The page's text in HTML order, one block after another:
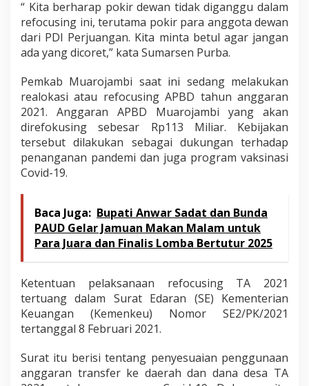
“ Kita berharap pokir dewan tidak diganggu dalam
refocusing ini, terutama pokir para anggota dewan
dari PDI Perjuangan. Kita minta betul agar jangan
ada yang dicoret,” kata Sumarsen Purba.
Pemkab Muarojambi saat ini sedang melakukan
realokasi atau refocusing APBD tahun anggaran
2021. Anggaran APBD Muarojambi yang akan
direfokusing sebesar Rp113 Miliar. Kebijakan
tersebut dilakukan sebagai dukungan terhadap
penanganan pandemi dan juga program vaksinasi
Covid-19.
Baca Juga: Bupati Anwar Sadat dan Bunda
PAUD Gelar Jamuan Makan Malam untuk
Para Juara dan Finalis Lomba Bertutur 2025
Ketentuan pelaksanaan refocusing TA 2021
tertuang dalam Surat Edaran (SE) Kementerian
Keuangan (Kemenkeu) Nomor SE2/PK/2021
tertanggal 8 Februari 2021.
Surat itu berisi tentang penyesuaian penggunaan
anggaran transfer ke daerah dan dana desa TA